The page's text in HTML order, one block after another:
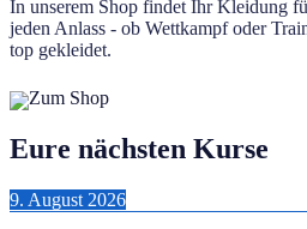
In unserem Shop findet Ihr Kleidung
jeden Anlass - ob Wettkampf oder
top gekleidet.
Zum Shop
Eure nächsten Kurse
9. August 2026